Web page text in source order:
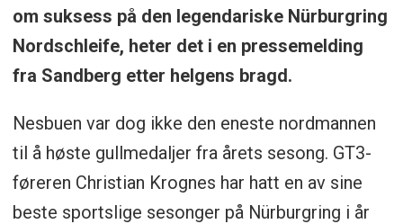
om suksess på den legendariske Nürburgring
Nordschleife, heter det i en pressemelding
fra Sandberg etter helgens bragd.
Nesbuen var dog ikke den eneste nordmannen
til å høste gullmedaljer fra årets sesong. GT3-
føreren Christian Krognes har hatt en av sine
beste sportslige sesonger på Nürburgring i år